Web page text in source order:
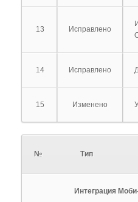
13 Исправлено
14 Исправлено
15 Изменено
№ Тип
Интеграция